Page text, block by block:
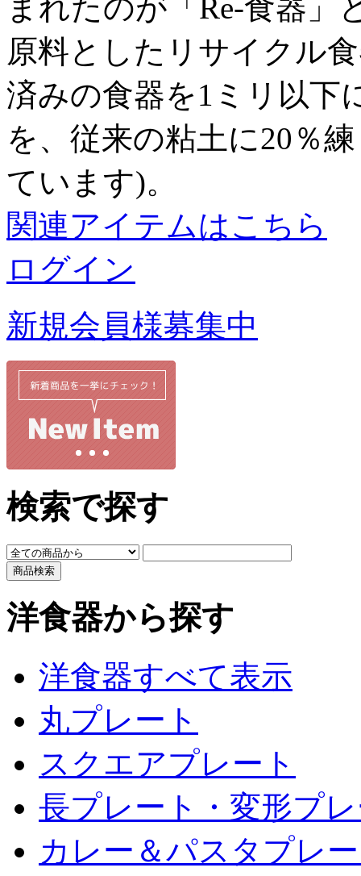
まれたのが「Re-食器」
原料としたリサイクル
済みの食器を1ミリ以下
を、従来の粘土に20％
ています)。
関連アイテムはこちら
ログイン
新規会員様募集中
検索で探す
洋食器から探す
洋食器すべて表示
丸プレート
スクエアプレート
長プレート・変形プ
カレー＆パスタプレ